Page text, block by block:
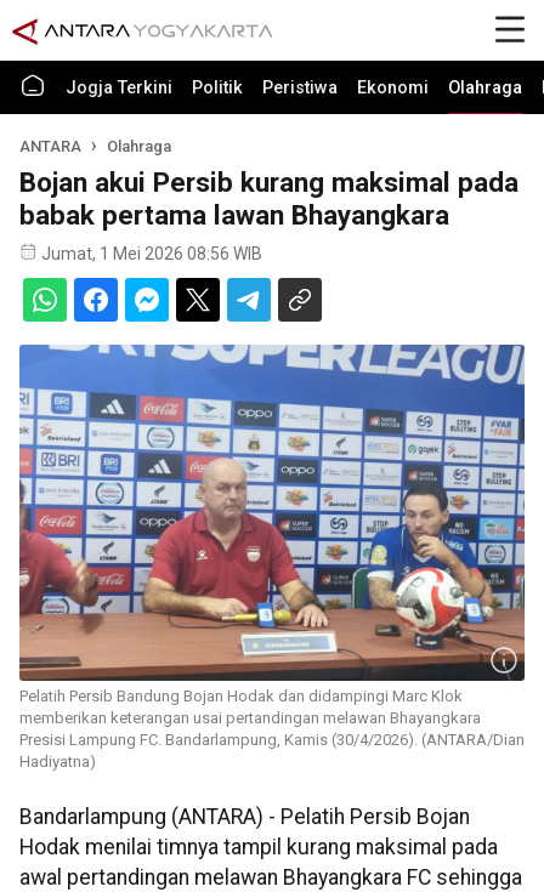
Jogja Terkini Politik Peristiwa Ekonomi Olahraga
ANTARA Olahraga
Bojan akui Persib kurang maksimal pada
babak pertama lawan Bhayangkara
Jumat, 1 Mei 2026 08:56 WIB
Pelatih Persib Bandung Bojan Hodak dan didampingi Marc Klok
memberikan keterangan usai pertandingan melawan Bhayangkara
Presisi Lampung FC. Bandarlampung, Kamis (30/4/2026). (ANTARA/Dian
Hadiyatna)
Bandarlampung (ANTARA) - Pelatih Persib Bojan
Hodak menilai timnya tampil kurang maksimal pada
awal pertandingan melawan Bhayangkara FC sehingga